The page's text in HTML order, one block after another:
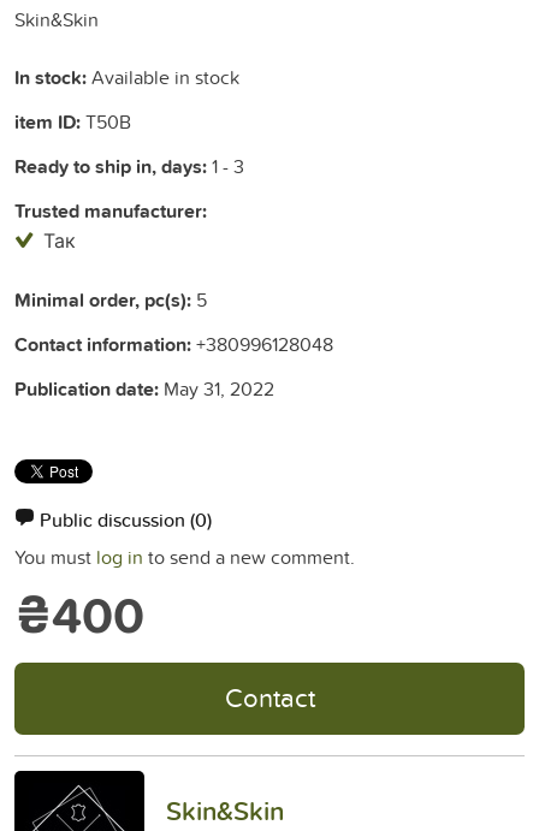
Skin&Skin
In stock:Available in stock
item ID:T50B
Ready to ship in, days:1 - 3
Trusted manufacturer:
Так
Minimal order, pc(s): 5
Contact information:+380996128048
Publication date: May 31, 2022
Public discussion (0)
You must log in to send a new comment.
₴400
Contact
Skin&Skin